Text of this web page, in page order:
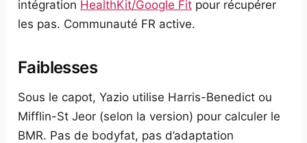
intégration HealthKit/Google Fit pour récupérer
les pas. Communauté FR active.
Faiblesses
Sous le capot, Yazio utilise Harris-Benedict ou
Mifflin-St Jeor (selon la version) pour calculer le
BMR. Pas de bodyfat, pas d’adaptation